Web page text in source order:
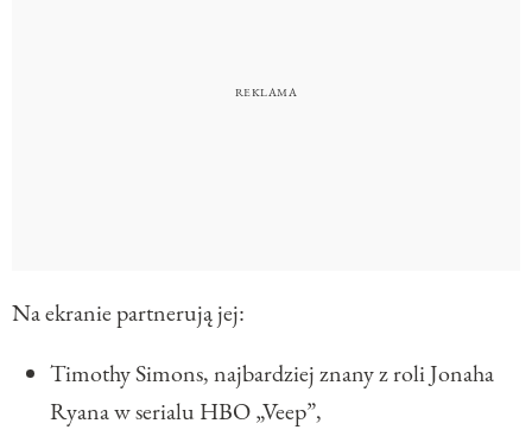
Na ekranie partnerują jej:
Timothy Simons, najbardziej znany z roli Jonaha
Ryana w serialu HBO „Veep”,